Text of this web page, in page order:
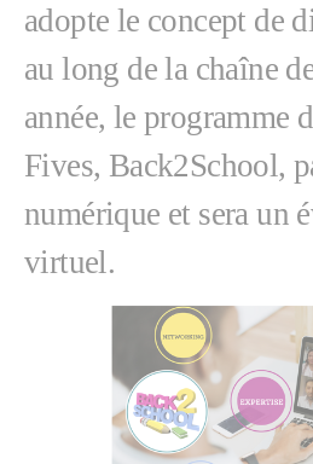
adopte le concept de
au long de la chaîne
année, le programme
Fives, Back2School,
numérique et sera un
virtuel.